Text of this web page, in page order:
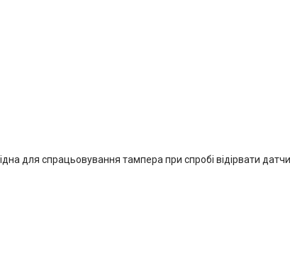
для спрацьовування тампера при спробі відірвати